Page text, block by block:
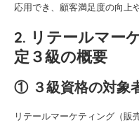
応用でき、顧客満足度の向上
2. リテールマー
定３級の概要
① ３級資格の対象
リテールマーケティング（販